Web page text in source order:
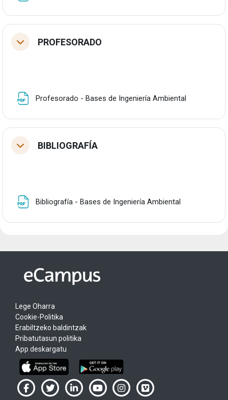
TolestuPROFESORADO
Profesorado - Bases de Ingeniería Ambiental
TolestuBIBLIOGRAFÍA
Bibliografía - Bases de Ingeniería Ambiental
Lege Oharra
Cookie-Politika
Erabiltzeko baldintzak
Pribatutasun politika
App deskargatu
UPV/EHU en Facebook (abre ventana nueva)
UPV/EHU en Twitter (abre ventana nueva)
UPV/EHU en LinkedIn (abre ventana nueva)
UPV/EHU en YouTube (abre
UPV/EHU en Instagram